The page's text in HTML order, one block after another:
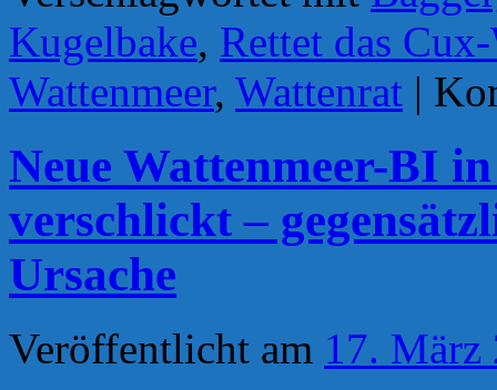
Kugelbake, Rettet das
Wattenmeer, Wattenrat |
Neue Wattenmeer-BI
verschlickt –
Ursache
Veröffentlicht am 17. März